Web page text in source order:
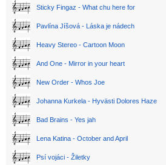
Sticky Fingaz - What chu here for
Pavlína Jíšová - Láska je nádech
Heavy Stereo - Cartoon Moon
And One - Mirror in your heart
New Order - Whos Joe
Johanna Kurkela - Hyvästi Dolores Haze
Bad Brains - Yes jah
Lena Katina - October and April
Psí vojáci - Žiletky